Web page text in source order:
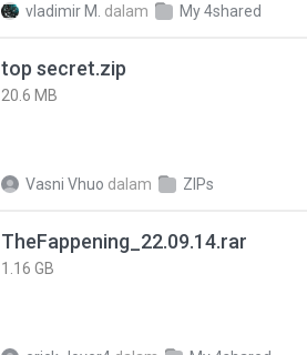
vladimir M. dalam My 4shared
top secret.zip
20.6 MB
Vasni Vhuo dalam ZIPs
TheFappening_22.09.14.rar
1.16 GB